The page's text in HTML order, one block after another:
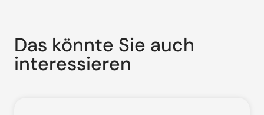
Das könnte Sie auch
interessieren